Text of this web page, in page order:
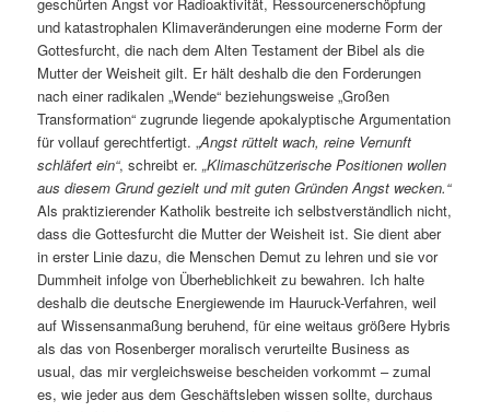
und katastrophalen Klimaveränderungen eine moderne Form der
Gottesfurcht, die nach dem Alten Testament der Bibel als die
Mutter der Weisheit gilt. Er hält deshalb die den Forderungen
nach einer radikalen „Wende“ beziehungsweise „Großen
Transformation“ zugrunde liegende apokalyptische Argumentation
für vollauf gerechtfertigt. „Angst rüttelt wach, reine Vernunft
schläfert ein“, schreibt er.„Klimaschützerische Positionen wollen
aus diesem Grund gezielt und mit guten Gründen Angst wecken.“
Als praktizierender Katholik bestreite ich selbstverständlich nicht,
dass die Gottesfurcht die Mutter der Weisheit ist. Sie dient aber
in erster Linie dazu, die Menschen Demut zu lehren und sie vor
Dummheit infolge von Überheblichkeit zu bewahren. Ich halte
deshalb die deutsche Energiewende im Hauruck-Verfahren, weil
auf Wissensanmaßung beruhend, für eine weitaus größere Hybris
als das von Rosenberger moralisch verurteilte Business as
usual, das mir vergleichsweise bescheiden vorkommt – zumal
es, wie jeder aus dem Geschäftsleben wissen sollte, durchaus